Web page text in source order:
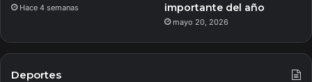
Hace 4 semanas
importante del año
mayo 20, 2026
Deportes